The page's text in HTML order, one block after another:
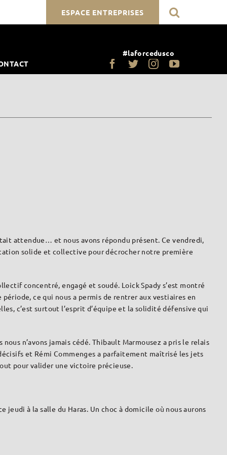
ESPACE ENTREPRISES
#laforcedusco
attendue… et nous avons répondu présent. Ce vendredi,
solide et collective pour décrocher notre première
concentré, engagé et soudé. Loick Spady s’est montré
ce qui nous a permis de rentrer aux vestiaires en
c’est surtout l’esprit d’équipe et la solidité défensive qui
n’avons jamais cédé. Thibault Marmousez a pris le relais
et Rémi Commenges a parfaitement maîtrisé les jets
pour valider une victoire précieuse.
à la salle du Haras. Un choc à domicile où nous aurons